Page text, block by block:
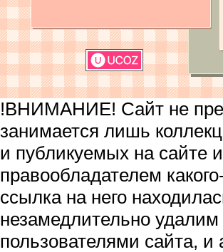
!ВНИМАНИЕ! Сайт не
занимается лишь
и публикуемых на сайте
правообладателем
ссылка на него
незамедлительно
пользователями сайта, и